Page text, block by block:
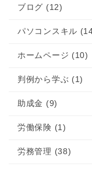
ブログ (12)
パソコンスキル
ホームページ (10)
判例から学ぶ (1)
助成金 (9)
労働保険 (1)
労務管理 (38)